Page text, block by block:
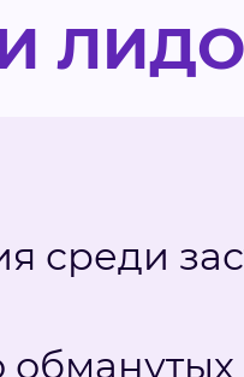
среди